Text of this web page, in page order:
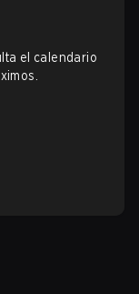
el calendario